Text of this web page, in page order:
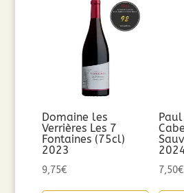
Domaine les
Verrières Les 7
Fontaines (75cl)
2023
9,75€ 7,50€